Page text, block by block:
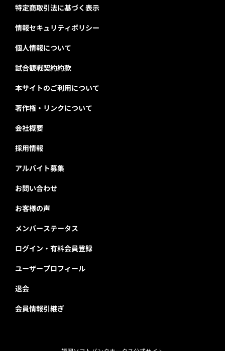
特定商取引法に基づく表示
情報セキュリティポリシー
個人情報について
試合観戦契約約款
本サイトのご利用について
著作権・リンクについて
会社概要
採用情報
アルバイト募集
お問い合わせ
お客様の声
メンバーステータス
ログイン・有料会員登録
ユーザープロフィール
退会
会員情報引継ぎ